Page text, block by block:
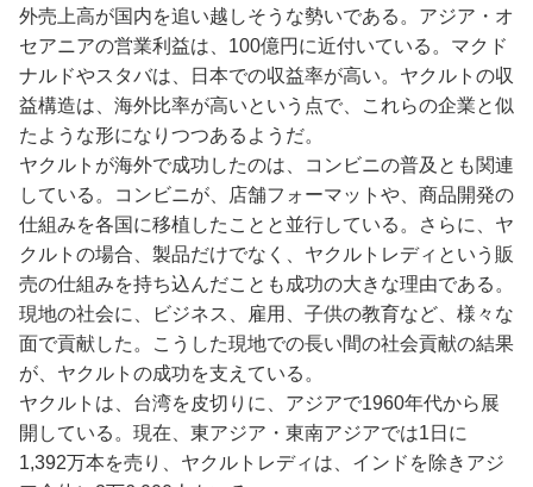
外売上高が国内を追い越しそうな勢いである。アジア・オ
セアニアの営業利益は、100億円に近付いている。マクド
ナルドやスタバは、日本での収益率が高い。ヤクルトの収
益構造は、海外比率が高いという点で、これらの企業と似
たような形になりつつあるようだ。
ヤクルトが海外で成功したのは、コンビニの普及とも関連
している。コンビニが、店舗フォーマットや、商品開発の
仕組みを各国に移植したことと並行している。さらに、ヤ
クルトの場合、製品だけでなく、ヤクルトレディという販
売の仕組みを持ち込んだことも成功の大きな理由である。
現地の社会に、ビジネス、雇用、子供の教育など、様々な
面で貢献した。こうした現地での長い間の社会貢献の結果
が、ヤクルトの成功を支えている。
ヤクルトは、台湾を皮切りに、アジアで1960年代から展
開している。現在、東アジア・東南アジアでは1日に
1,392万本を売り、ヤクルトレディは、インドを除きアジ